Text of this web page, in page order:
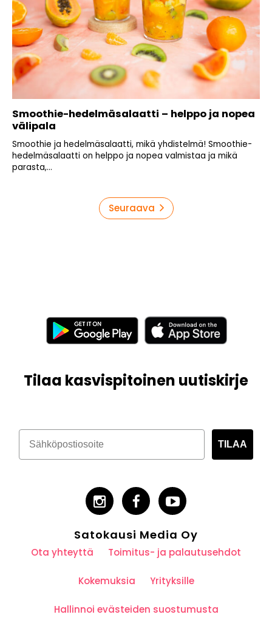
Smoothie-hedelmäsalaatti – helppo ja nopea
välipala
Smoothie ja hedelmäsalaatti, mikä yhdistelmä! Smoothie-
hedelmäsalaatti on helppo ja nopea valmistaa ja mikä
parasta,...
Seuraava
Tilaa kasvispitoinen uutiskirje
TILAA
Satokausi Media Oy
Ota yhteyttä Toimitus- ja palautusehdot
Kokemuksia Yrityksille
Hallinnoi evästeiden suostumusta